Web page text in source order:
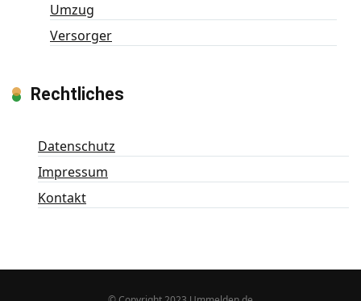
Umzug
Versorger
Rechtliches
Datenschutz
Impressum
Kontakt